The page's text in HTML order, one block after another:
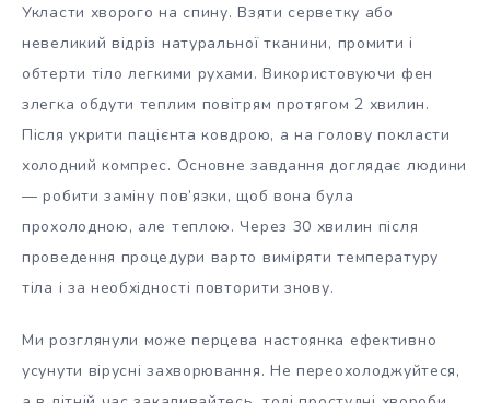
Укласти хворого на спину. Взяти серветку або
невеликий відріз натуральної тканини, промити і
обтерти тіло легкими рухами. Використовуючи фен
злегка обдути теплим повітрям протягом 2 хвилин.
Після укрити пацієнта ковдрою, а на голову покласти
холодний компрес. Основне завдання доглядає людини
— робити заміну пов’язки, щоб вона була
прохолодною, але теплою. Через 30 хвилин після
проведення процедури варто виміряти температуру
тіла і за необхідності повторити знову.
Ми розглянули може перцева настоянка ефективно
усунути вірусні захворювання. Не переохолоджуйтеся,